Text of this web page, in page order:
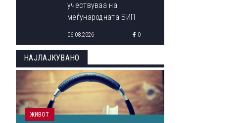
учествуваа на
меѓународната БИП
06.08.2026 0
НАЈЛАЈКУВАНО
ЖИВОТ